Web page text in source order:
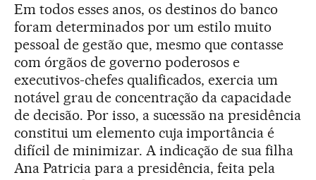
Em todos esses anos, os destinos do banco
foram determinados por um estilo muito
pessoal de gestão que, mesmo que contasse
com órgãos de governo poderosos e
executivos-chefes qualificados, exercia um
notável grau de concentração da capacidade
de decisão. Por isso, a sucessão na presidência
constitui um elemento cuja importância é
difícil de minimizar. A indicação de sua filha
Ana Patricia para a presidência, feita pela